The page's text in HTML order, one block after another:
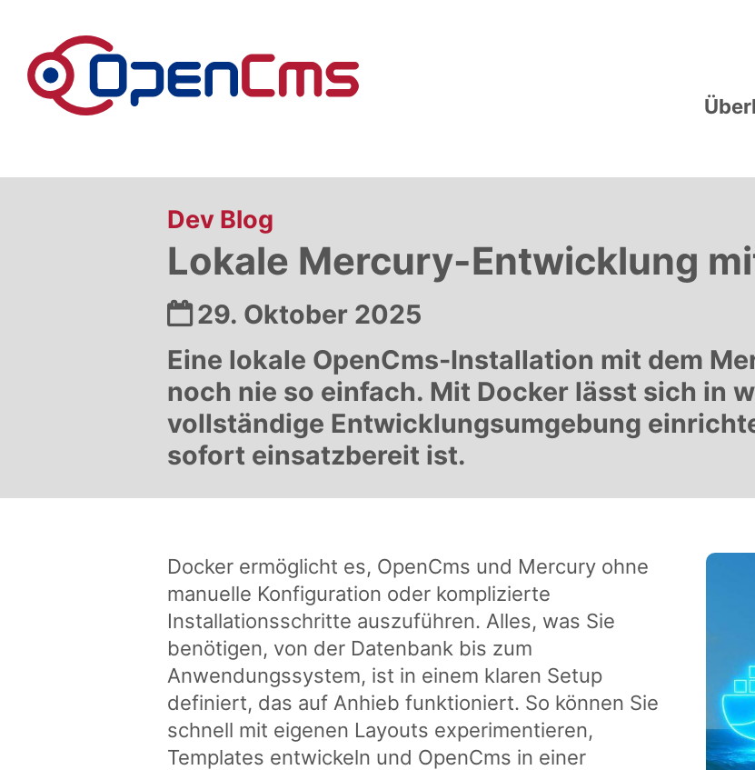
Dev Blog
Lokale Mercury-Entwicklung
Datum:
29. Oktober 2025
Eine lokale OpenCms-Installation mit dem
noch nie so einfach. Mit Docker lässt sich in
vollständige Entwicklungsumgebung
sofort einsatzbereit ist.
Docker ermöglicht es, OpenCms und Mercury ohne
manuelle Konfiguration oder komplizierte
Installationsschritte auszuführen. Alles, was Sie
benötigen, von der Datenbank bis zum
Anwendungssystem, ist in einem klaren Setup
definiert, das auf Anhieb funktioniert. So können Sie
schnell mit eigenen Layouts experimentieren,
Templates entwickeln und OpenCms in einer